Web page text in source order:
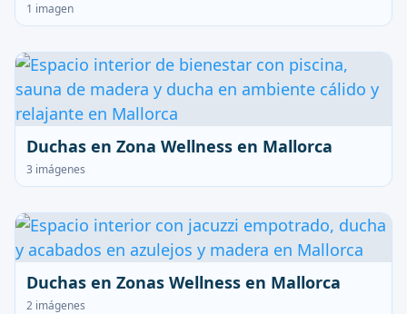
1 imagen
Duchas en Zona Wellness en Mallorca
3 imágenes
Duchas en Zonas Wellness en Mallorca
2 imágenes